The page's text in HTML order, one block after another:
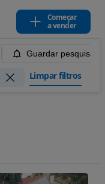
Começar
a vender
Guardar pesquisa
Limpar filtros